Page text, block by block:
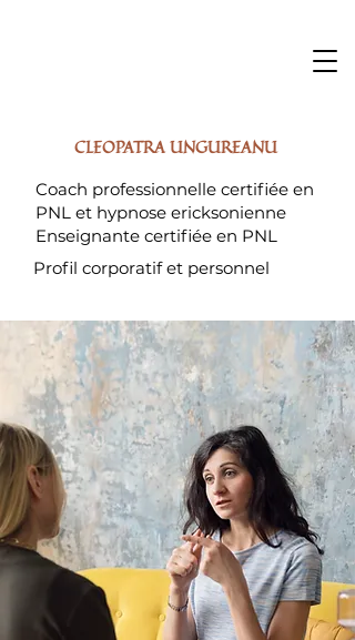
CLEOPATRA UNGUREANU
Profil corporatif et personnel
Coach professionnelle certifiée en
PNL et hypnose ericksonienne
Enseignante certifiée en PNL